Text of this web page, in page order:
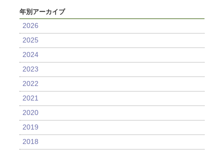
年別アーカイブ
2026
2025
2024
2023
2022
2021
2020
2019
2018